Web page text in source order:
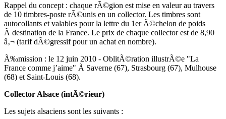
Rappel du concept : chaque rÃ©gion est mise en valeur au travers
de 10 timbres-poste rÃ©unis en un collector. Les timbres sont
autocollants et valables pour la lettre du 1er Ã©chelon de poids
Ã destination de la France. Le prix de chaque collector est de 8,90
â‚¬ (tarif dÃ©gressif pour un achat en nombre).
Ã‰mission : le 12 juin 2010 - OblitÃ©ration illustrÃ©e "La
France comme j’aime" Ã Saverne (67), Strasbourg (67), Mulhouse
(68) et Saint-Louis (68).
Collector Alsace (intÃ©rieur)
Les sujets alsaciens sont les suivants :